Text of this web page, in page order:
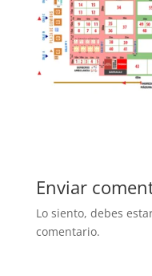
Enviar
Lo siento, debes
comentario.